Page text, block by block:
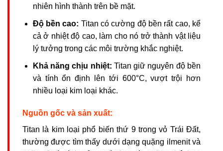
nhiên hình thành trên bề mặt.
Độ bền cao: Titan có cường độ bền rất cao, kể
cả ở nhiệt độ cao, làm cho nó trở thành vật liệu
lý tưởng trong các môi trường khắc nghiệt.
Khả năng chịu nhiệt: Titan giữ nguyên độ bền
và tính ổn định lên tới 600°C, vượt trội hơn
nhiều loại kim loại khác.
Nguồn gốc và sản xuất:
Titan là kim loại phổ biến thứ 9 trong vỏ Trái Đất,
thường được tìm thấy dưới dạng quặng ilmenit và